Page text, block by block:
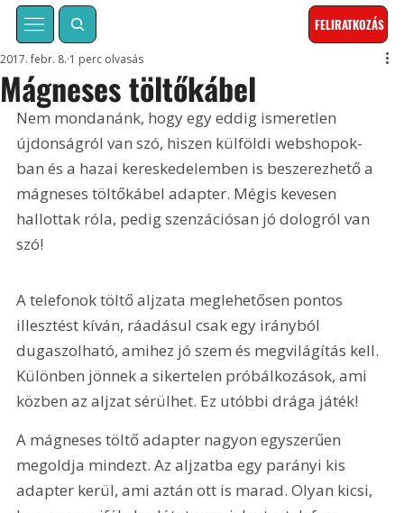
FELIRATKOZÁS
Mágneses töltőkábel
2017. febr. 8. 1 perc olvasás
Nem mondanánk, hogy egy eddig ismeretlen
újdonságról van szó, hiszen külföldi webshopok-
ban és a hazai kereskedelemben is beszerezhető a
mágneses töltőkábel adapter. Mégis kevesen
hallottak róla, pedig szenzációsan jó dologról van
szó!
A telefonok töltő aljzata meglehetősen pontos
illesztést kíván, ráadásul csak egy irányból
dugaszolható, amihez jó szem és megvilágítás kell.
Különben jönnek a sikertelen próbálkozások, ami
közben az aljzat sérülhet. Ez utóbbi drága játék!
A mágneses töltő adapter nagyon egyszerűen
megoldja mindezt. Az aljzatba egy parányi kis
adapter kerül, ami aztán ott is marad. Olyan kicsi,